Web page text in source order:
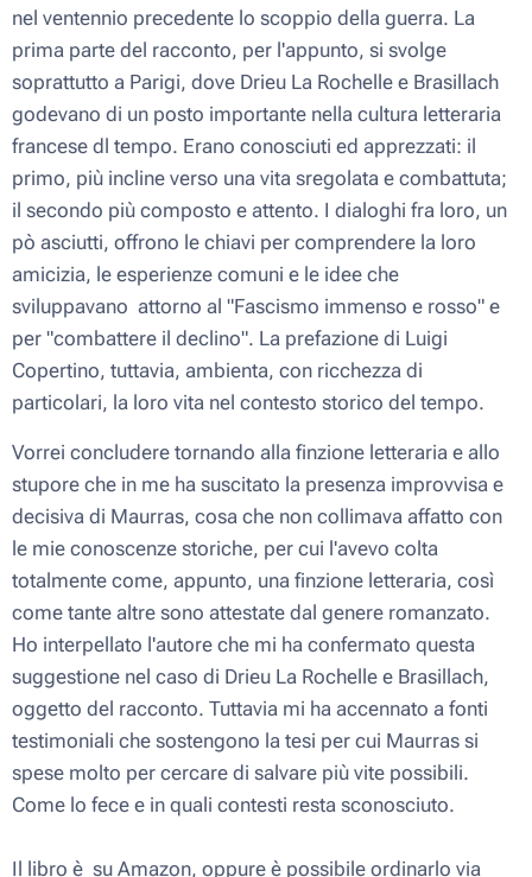
nel ventennio precedente lo scoppio della guerra. La
prima parte del racconto, per l'appunto, si svolge
soprattutto a Parigi, dove Drieu La Rochelle e Brasillach
godevano di un posto importante nella cultura letteraria
francese dl tempo. Erano conosciuti ed apprezzati: il
primo, più incline verso una vita sregolata e combattuta;
il secondo più composto e attento. I dialoghi fra loro, un
pò asciutti, offrono le chiavi per comprendere la loro
amicizia, le esperienze comuni e le idee che
sviluppavano attorno al "Fascismo immenso e rosso" e
per "combattere il declino". La prefazione di Luigi
Copertino, tuttavia, ambienta, con ricchezza di
particolari, la loro vita nel contesto storico del tempo.
Vorrei concludere tornando alla finzione letteraria e allo
stupore che in me ha suscitato la presenza improvvisa e
decisiva di Maurras, cosa che non collimava affatto con
le mie conoscenze storiche, per cui l'avevo colta
totalmente come, appunto, una finzione letteraria, così
come tante altre sono attestate dal genere romanzato.
Ho interpellato l'autore che mi ha confermato questa
suggestione nel caso di Drieu La Rochelle e Brasillach,
oggetto del racconto. Tuttavia mi ha accennato a fonti
testimoniali che sostengono la tesi per cui Maurras si
spese molto per cercare di salvare più vite possibili.
Come lo fece e in quali contesti resta sconosciuto.
Il libro è su Amazon, oppure è possibile ordinarlo via